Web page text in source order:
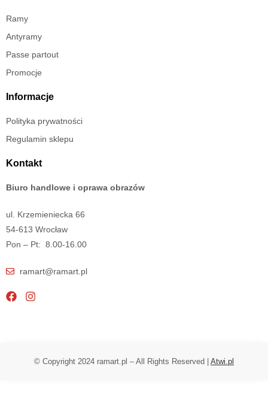
Ramy
Antyramy
Passe partout
Promocje
Informacje
Polityka prywatności
Regulamin sklepu
Kontakt
Biuro handlowe i oprawa obrazów
ul. Krzemieniecka 66
54-613 Wrocław
Pon – Pt: 8.00-16.00
ramart@ramart.pl
© Copyright 2024 ramart.pl – All Rights Reserved | Atwi.pl